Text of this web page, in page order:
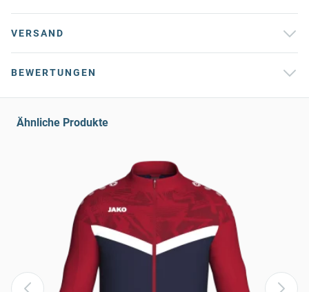
VERSAND
BEWERTUNGEN
Ähnliche Produkte